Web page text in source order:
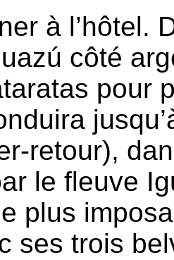
à l’hôtel.
côté
pour
retour),
le fleuve
plus
ses trois